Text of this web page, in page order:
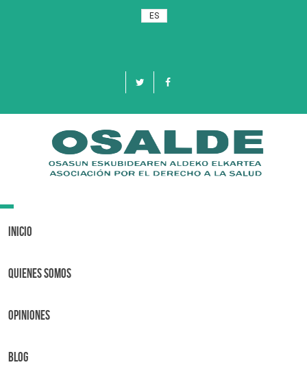
ES
Toggle
Inicio
Quienes Somos
OPINIONES
BLOG